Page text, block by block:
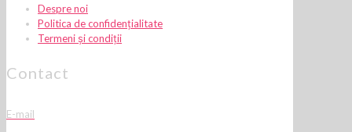
Despre noi
Politica de confidențialitate
Termeni și condiții
Contact
E-mail